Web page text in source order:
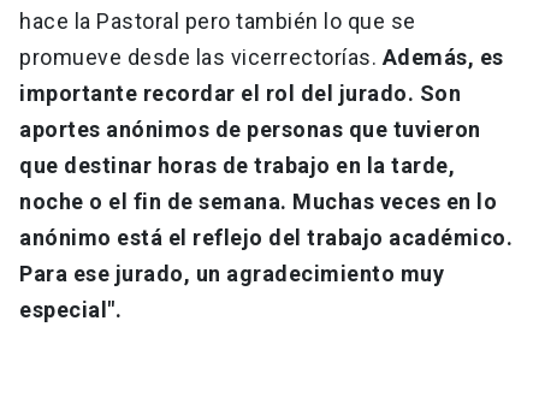
hace la Pastoral pero también lo que se
promueve desde las vicerrectorías. Además, es
importante recordar el rol del jurado. Son
aportes anónimos de personas que tuvieron
que destinar horas de trabajo en la tarde,
noche o el fin de semana. Muchas veces en lo
anónimo está el reflejo del trabajo académico.
Para ese jurado, un agradecimiento muy
especial".